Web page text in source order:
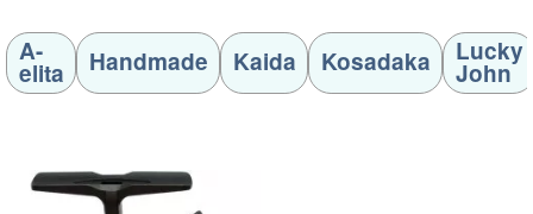
A-
elita Handmade Kaida Kosadaka Lucky
John